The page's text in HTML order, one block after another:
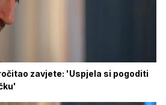
zavjete: 'Uspjela si pogoditi